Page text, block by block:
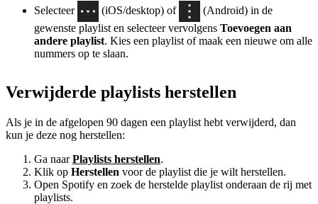
Selecteer
(iOS/desktop) of
(Android) in de
gewenste playlist en selecteer vervolgens Toevoegen aan
andere playlist. Kies een playlist of maak een nieuwe om alle
nummers op te slaan.
Verwijderde playlists herstellen
Als je in de afgelopen 90 dagen een playlist hebt verwijderd, dan
kun je deze nog herstellen:
Ga naarPlaylists herstellen.
Klik op Herstellen voor de playlist die je wilt herstellen.
Open Spotify en zoek de herstelde playlist onderaan de rij met
playlists.